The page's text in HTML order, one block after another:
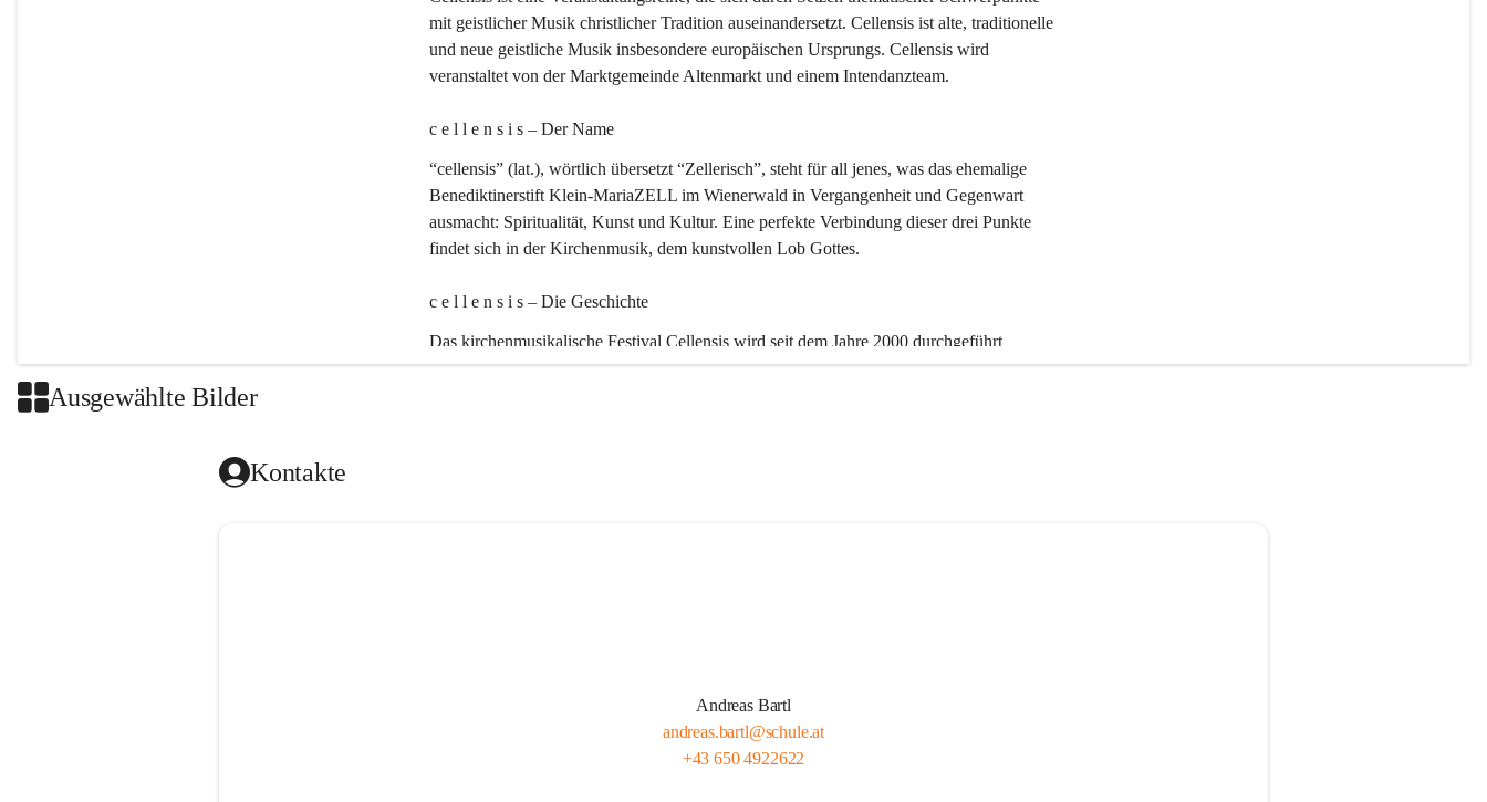
mit geistlicher Musik christlicher Tradition auseinandersetzt. Cellensis ist alte, traditionelle
und neue geistliche Musik insbesondere europäischen Ursprungs. Cellensis wird
veranstaltet von der Marktgemeinde Altenmarkt und einem Intendanzteam.
c e l l e n s i s – Der Name
“cellensis” (lat.), wörtlich übersetzt “Zellerisch”, steht für all jenes, was das ehemalige
Benediktinerstift Klein-MariaZELL im Wienerwald in Vergangenheit und Gegenwart
ausmacht: Spiritualität, Kunst und Kultur. Eine perfekte Verbindung dieser drei Punkte
findet sich in der Kirchenmusik, dem kunstvollen Lob Gottes.
c e l l e n s i s – Die Geschichte
Das kirchenmusikalische Festival Cellensis wird seit dem Jahre 2000 durchgeführt
Ausgewählte Bilder
Kontakte
Andreas Bartl
andreas.bartl@schule.at
+43 650 4922622